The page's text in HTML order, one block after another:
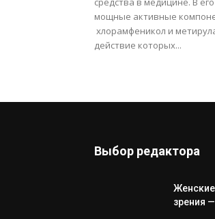
мощные активные
хлорамфеникол и
действие которых...
Выбор редактора
зрения